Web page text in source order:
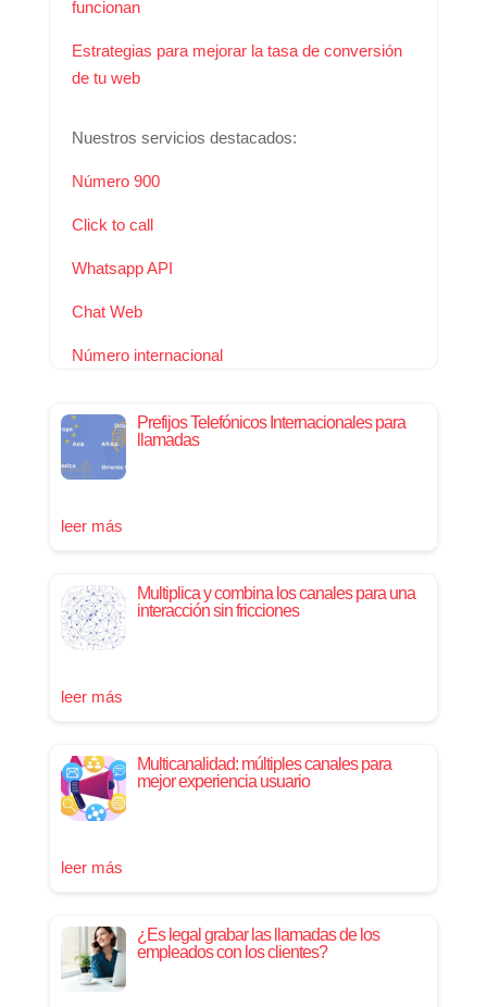
funcionan
Estrategias para mejorar la tasa de conversión
de tu web
Nuestros servicios destacados:
Número 900
Click to call
Whatsapp API
Chat Web
Número internacional
Prefijos Telefónicos Internacionales para
llamadas
leer más
Multiplica y combina los canales para una
interacción sin fricciones
leer más
Multicanalidad: múltiples canales para
mejor experiencia usuario
leer más
¿Es legal grabar las llamadas de los
empleados con los clientes?